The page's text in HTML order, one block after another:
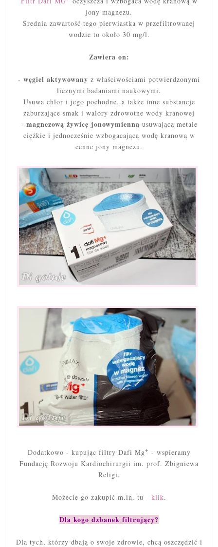
jony magnezu.
Średnia zawartość tego pierwiastka w przefiltrowanej
wodzie to około 30 mg/l.
Zawiera on:
- węgiel aktywowany z właściwościami potwierdzonymi
licznymi badaniami naukowymi.
Usuwa chlor i jego pochodne, a także inne substancje
zaburzające smak i walory zdrowotne wody kranowej
- magnezową żywicę jonowymienną usuwającą metale
ciężkie i jednocześnie wzbogacającą wodę kranową w
cenne jony magnezu.
Dodatkowo - kupując filtry Dafi Mg+ - wspieramy
Fundację Rozwoju Kardiochirurgii im. prof. Zbigniewa
Religi.
Możecie go zakupić m.in. tu - klik.
Dla kogo dzbanek filtrujący?
Dla tych, którzy dbają o swoje zdrowie, chcą oszczędzić i